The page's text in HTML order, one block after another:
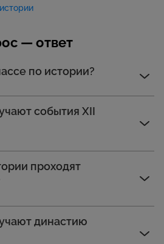
— ответ
по истории?
события XII
проходят
династию